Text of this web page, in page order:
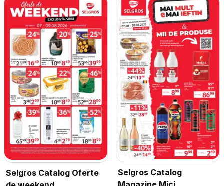
Selgros Catalog Oferte
Selgros Catalog